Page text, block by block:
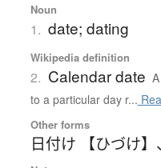
Noun
1. date; dating
Wikipedia definition
2. Calendar date
to a particular day r...
Other forms
日付け 【ひづけ】 、